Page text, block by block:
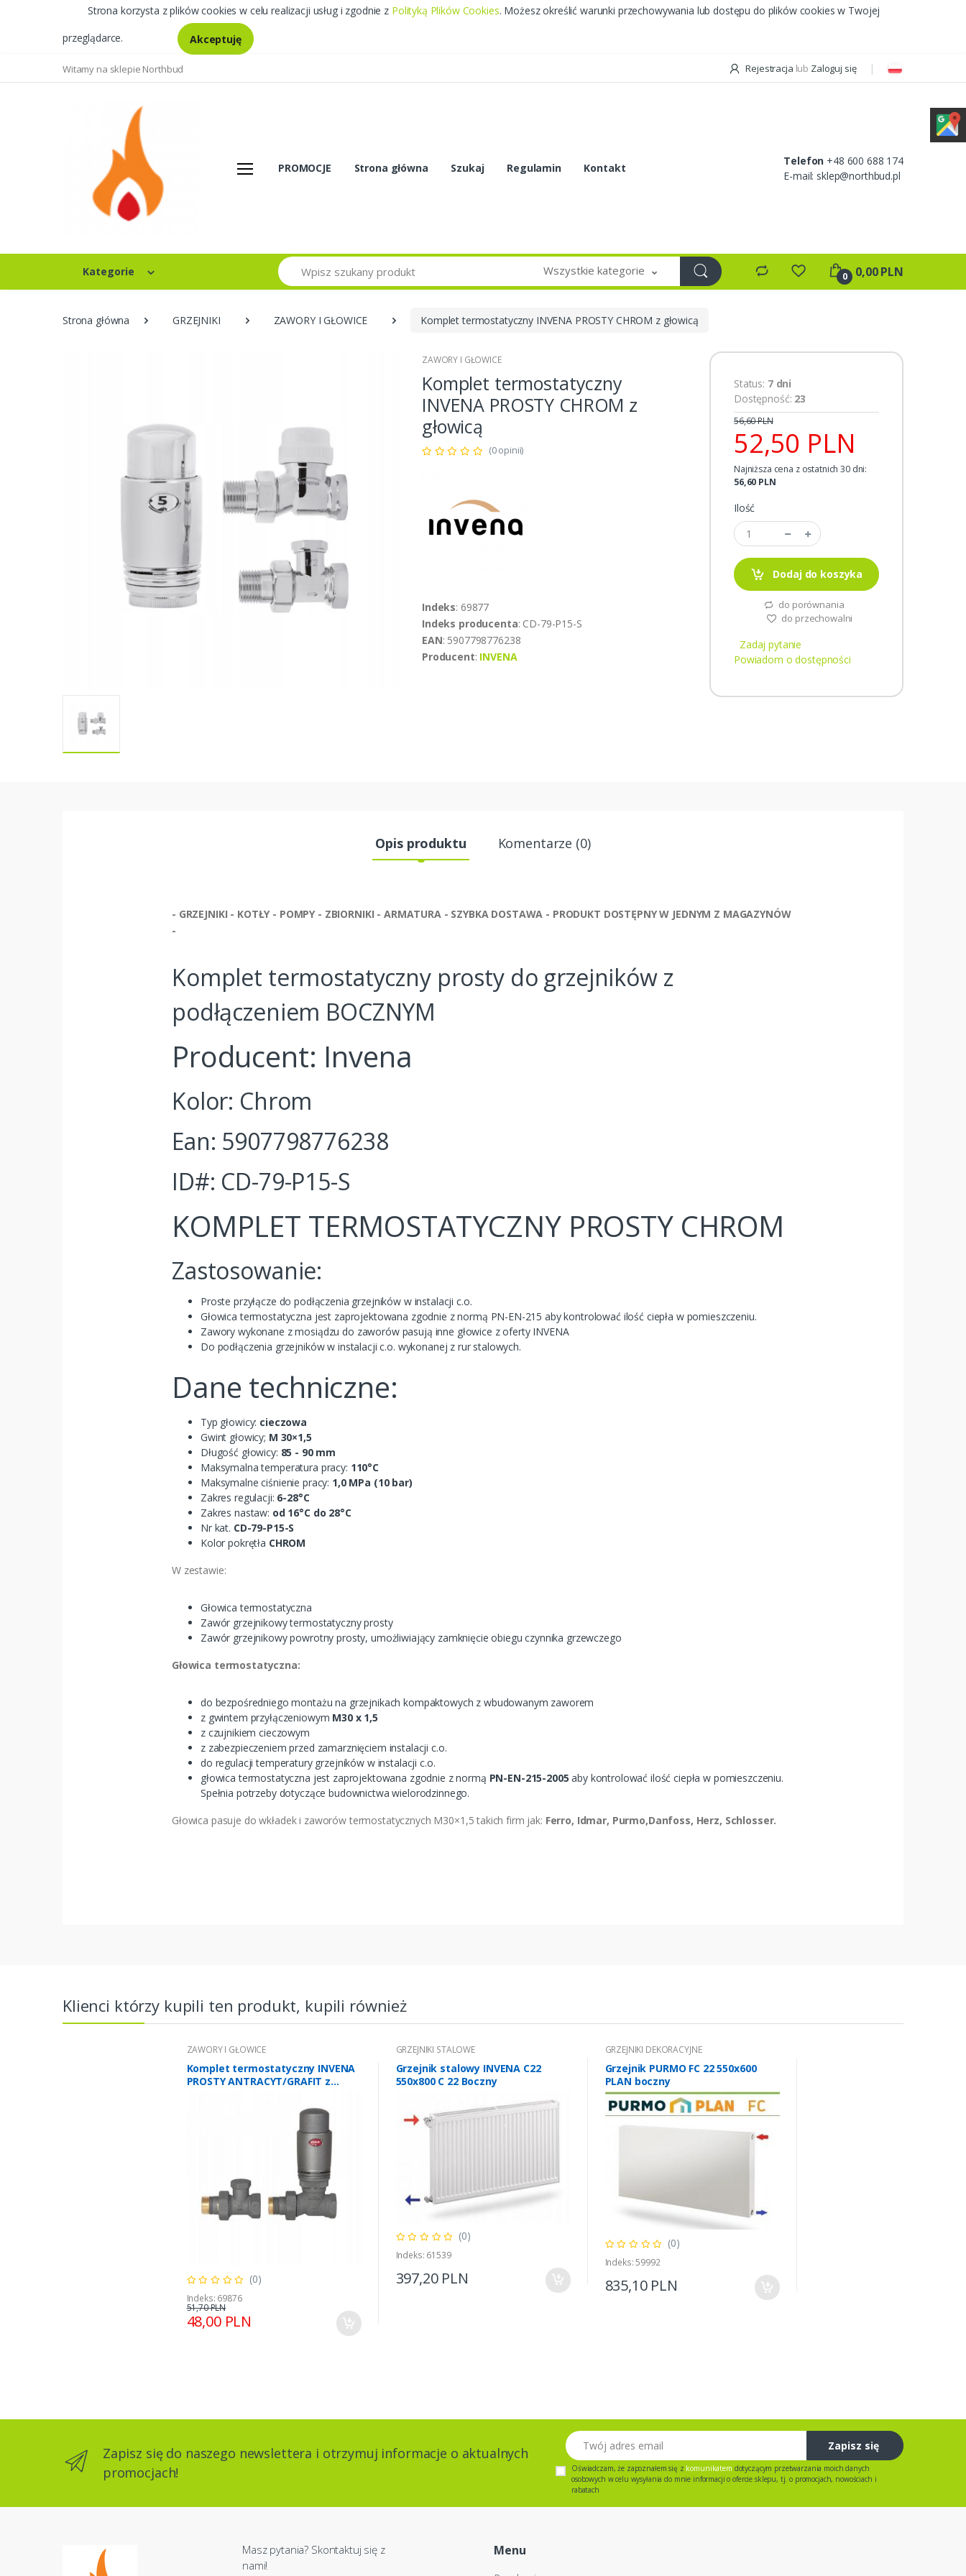
Strona korzysta z plików cookies w celu realizacji usług i zgodnie z Polityką Plików Cookies. Możesz określić warunki przechowywania lub dostępu do plików cookies w Twojej
przeglądarce. Akceptuję
Witamy na sklepie Northbud Rejestracja lub Zaloguj się
PROMOCJE Strona główna Szukaj Regulamin Kontakt
Telefon +48 600 688 174
E-mail: sklep@northbud.pl
Kategorie
Szukaj Wszystkie kategorie 0 0,00 PLN
Strona główna GRZEJNIKI ZAWORY I GŁOWICE Komplet termostatyczny INVENA PROSTY CHROM z głowicą
ZAWORY I GŁOWICE
Komplet termostatyczny
INVENA PROSTY CHROM z
głowicą
(0 opinii)
Indeks: 69877
Indeks producenta: CD-79-P15-S
EAN: 5907798776238
Producent: INVENA
Status: 7 dni
Dostępność: 23
52,50 PLN
56,60 PLN
Najniższa cena z ostatnich 30 dni:
56,60 PLN
Ilość
Dodaj do koszyka
do porównania
do przechowalni
Zadaj pytanie
Powiadom o dostępności
Opis produktu Komentarze (0)
- GRZEJNIKI - KOTŁY - POMPY - ZBIORNIKI - ARMATURA - SZYBKA DOSTAWA - PRODUKT DOSTĘPNY W JEDNYM Z MAGAZYNÓW
-
Komplet termostatyczny prosty do grzejników z
podłączeniem BOCZNYM
Producent: Invena
Kolor: Chrom
Ean: 5907798776238
ID#: CD-79-P15-S
KOMPLET TERMOSTATYCZNY PROSTY CHROM
Zastosowanie:
Proste przyłącze do podłączenia grzejników w instalacji c.o.
Głowica termostatyczna jest zaprojektowana zgodnie z normą PN-EN-215 aby kontrolować ilość ciepła w pomieszczeniu.
Zawory wykonane z mosiądzu do zaworów pasują inne głowice z oferty INVENA
Do podłączenia grzejników w instalacji c.o. wykonanej z rur stalowych.
Dane techniczne:
Typ głowicy: cieczowa
Gwint głowicy; M 30×1,5
Długość głowicy: 85 - 90 mm
Maksymalna temperatura pracy: 110°C
Maksymalne ciśnienie pracy: 1,0 MPa (10 bar)
Zakres regulacji: 6-28°C
Zakres nastaw: od 16°C do 28°C
Nr kat. CD-79-P15-S
Kolor pokrętła CHROM
W zestawie:
Głowica termostatyczna
Zawór grzejnikowy termostatyczny prosty
Zawór grzejnikowy powrotny prosty, umożliwiający zamknięcie obiegu czynnika grzewczego
Głowica termostatyczna:
do bezpośredniego montażu na grzejnikach kompaktowych z wbudowanym zaworem
z gwintem przyłączeniowym M30 x 1,5
z czujnikiem cieczowym
z zabezpieczeniem przed zamarznięciem instalacji c.o.
do regulacji temperatury grzejników w instalacji c.o.
głowica termostatyczna jest zaprojektowana zgodnie z normą PN-EN-215-2005 aby kontrolować ilość ciepła w pomieszczeniu.
Spełnia potrzeby dotyczące budownictwa wielorodzinnego.
Głowica pasuje do wkładek i zaworów termostatycznych M30×1,5 takich firm jak: Ferro, Idmar, Purmo,Danfoss, Herz, Schlosser.
Klienci którzy kupili ten produkt, kupili również
ZAWORY I GŁOWICE
Komplet termostatyczny INVENA
PROSTY ANTRACYT/GRAFIT z
(0)
Indeks: 69876
48,00 PLN
51,70 PLN
GRZEJNIKI STALOWE
Grzejnik stalowy INVENA C22
550x800 C 22 Boczny
(0)
Indeks: 61539
397,20 PLN
GRZEJNIKI DEKORACYJNE
Grzejnik PURMO FC 22 550x600
PLAN boczny
(0)
Indeks: 59992
835,10 PLN
Zapisz się do naszego newslettera i otrzymuj informacje o aktualnych
promocjach!
Twój adres email
Zapisz się
Oświadczam, że zapoznałem się z komunikatem dotyczącym przetwarzania moich danych
osobowych w celu wysyłania do mnie informacji o ofercie sklepu, tj. o promocjach, nowościach i
rabatach
Masz pytania? Skontaktuj się z
nami!
Menu